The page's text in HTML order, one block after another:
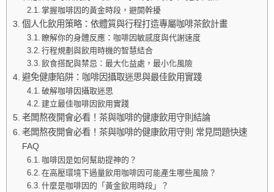
掌握咖啡因的黃金時段，避開幹擾
個人化飲用策略：依體質與行程打造專屬咖啡茶飲計畫
瞭解你的身體反應：咖啡因敏感度與代謝速度
行程規劃與飲用時機的智慧結合
飲食搭配與禁忌：最大化益處，最小化風險
避免健康陷阱：咖啡因攝取迷思與最佳飲用實踐
破解咖啡因攝取迷思
建立最佳咖啡因飲用實踐
老闆熬夜開會必看！茶與咖啡的健康飲用守則結論
老闆熬夜開會必看！茶與咖啡的健康飲用守則 常見問題快速
FAQ
咖啡因是如何幫助提神的？
在高壓環境下過量飲用咖啡因可能產生哪些風險？
什麼是咖啡因的「黃金飲用時段」？